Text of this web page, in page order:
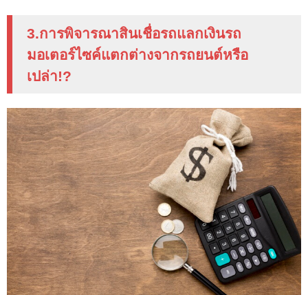
3.การพิจารณาสินเชื่อรถแลกเงินรถ
มอเตอร์ไซค์แตกต่างจากรถยนต์หรือ
เปล่า!?